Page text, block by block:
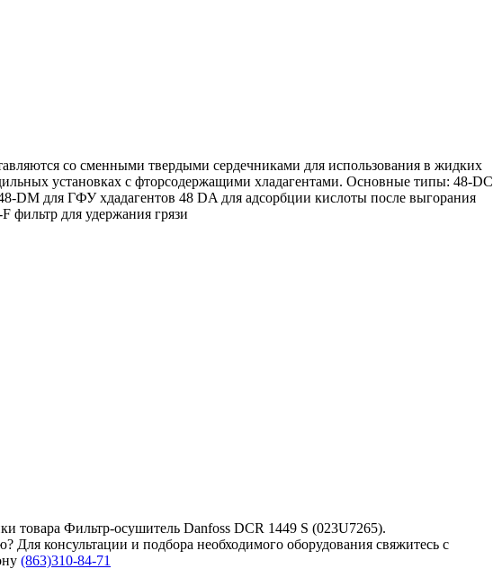
со сменными твердыми сердечниками для использования в жидких
установках с фторсодержащими хладагентами. Основные типы: 48-DC
DM для ГФУ хдадагентов 48 DA для адсорбции кислоты после выгорания
фильтр для удержания грязи
товара Фильтр-осушитель Danfoss DCR 1449 S (023U7265).
консультации и подбора необходимого оборудования свяжитесь с
(863)310-84-71